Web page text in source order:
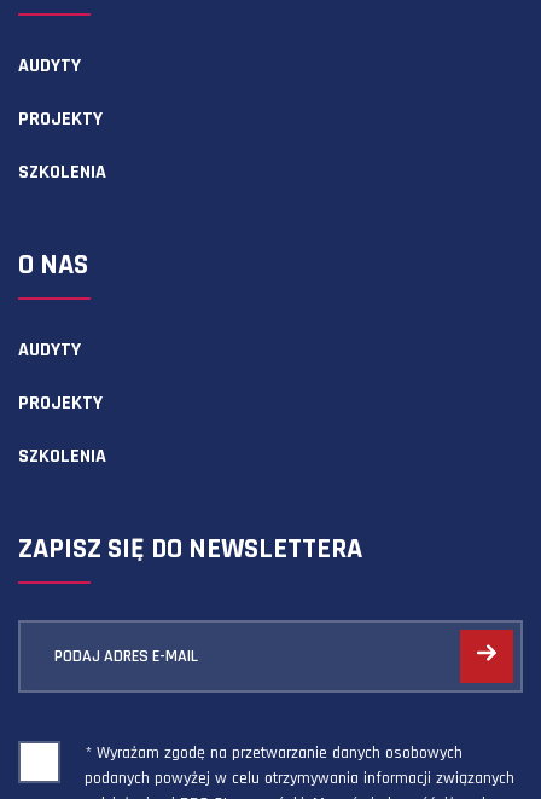
AUDYTY
PROJEKTY
SZKOLENIA
O NAS
AUDYTY
PROJEKTY
SZKOLENIA
ZAPISZ SIĘ DO NEWSLETTERA
PODAJ ADRES E-MAIL
* Wyrażam zgodę na przetwarzanie danych osobowych
podanych powyżej w celu otrzymywania informacji związanych